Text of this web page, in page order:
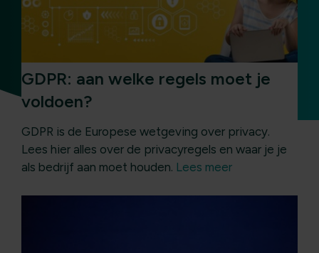
GDPR: aan welke regels moet je
voldoen?
GDPR is de Europese wetgeving over privacy.
Lees hier alles over de privacyregels en waar je je
als bedrijf aan moet houden. Lees meer